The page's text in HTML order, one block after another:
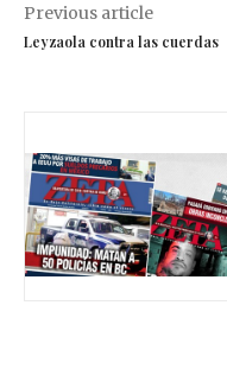
Previous article
Leyzaola contra las cuerdas